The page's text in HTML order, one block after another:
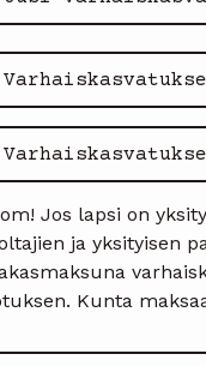
Jos lapsi on
ja yksityisen
Kunta